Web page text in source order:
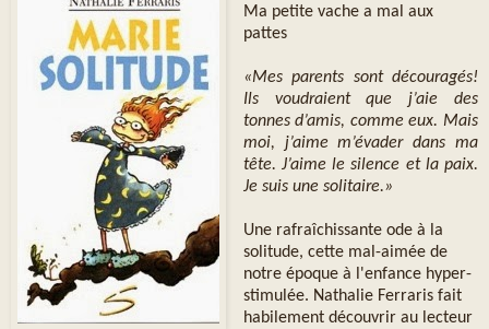
Ma petite vache a mal aux
pattes
«Mes parents sont découragés!
Ils voudraient que j’aie des
tonnes d’amis, comme eux. Mais
moi, j’aime m’évader dans ma
tête. J’aime le silence et la paix.
Je suis une solitaire.»
Une rafraîchissante ode à la
solitude, cette mal-aimée de
notre époque à l'enfance hyper-
stimulée. Nathalie Ferraris fait
habilement découvrir au lecteur